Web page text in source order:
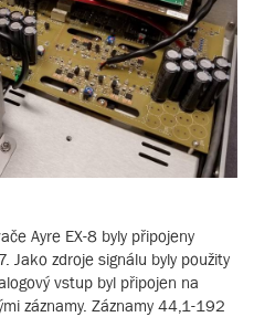
Ayre EX-8 byly připojeny
Jako zdroje signálu byly použity
vstup byl připojen na
záznamy. Záznamy 44,1-192